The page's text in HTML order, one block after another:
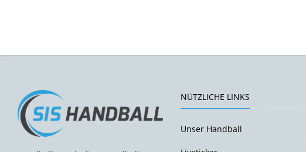
NÜTZLICHE LINKS
Unser Handball